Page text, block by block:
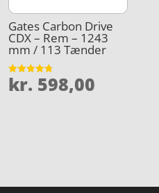
Gates Carbon Drive
CDX – Rem – 1243
mm / 113 Tænder
Vurderet
4.8
kr. 598,00